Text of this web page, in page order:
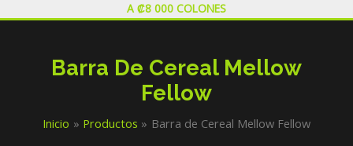
A ₡8 000 COLONES
Barra De Cereal Mellow
Fellow
Inicio Productos Barra de Cereal Mellow Fellow